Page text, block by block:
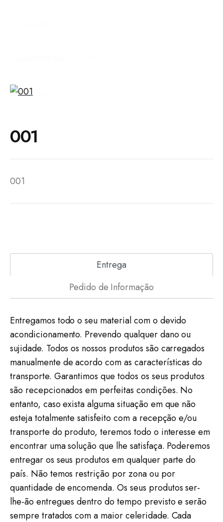
001
001
Entrega
Pedido de Informação
Entregamos todo o seu material com o devido
acondicionamento. Prevendo qualquer dano ou
sujidade. Todos os nossos produtos são carregados
manualmente de acordo com as características do
transporte. Garantimos que todos os seus produtos
são recepcionados em perfeitas condições. No
entanto, caso exista alguma situação em que não
esteja totalmente satisfeito com a recepção e/ou
transporte do produto, teremos todo o interesse em
encontrar uma solução que lhe satisfaça. Poderemos
entregar os seus produtos em qualquer parte do
país. Não temos restrição por zona ou por
quantidade de encomenda. Os seus produtos ser-
lhe-ão entregues dentro do tempo previsto e serão
sempre tratados com a maior celeridade. Cada